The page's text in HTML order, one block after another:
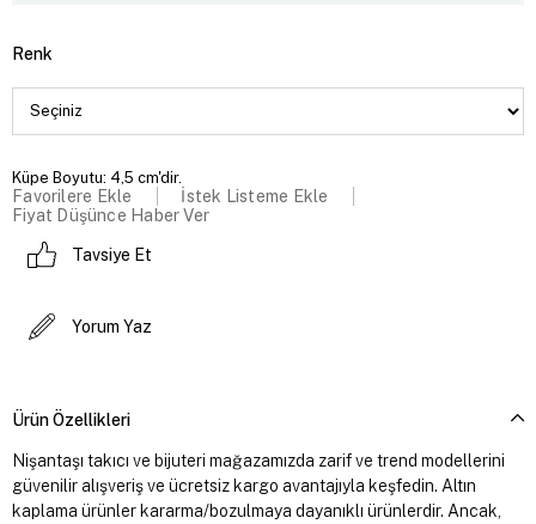
Renk
Küpe Boyutu: 4,5 cm'dir.
Favorilere Ekle
İstek Listeme Ekle
Fiyat Düşünce Haber Ver
Tavsiye Et
Yorum Yaz
Ürün Özellikleri
Nişantaşı takıcı ve bijuteri mağazamızda zarif ve trend modellerini
güvenilir alışveriş ve ücretsiz kargo avantajıyla keşfedin. Altın
kaplama ürünler kararma/bozulmaya dayanıklı ürünlerdir. Ancak,